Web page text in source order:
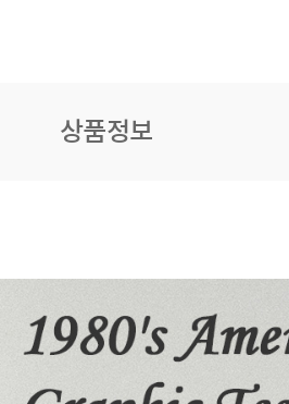
상품정보